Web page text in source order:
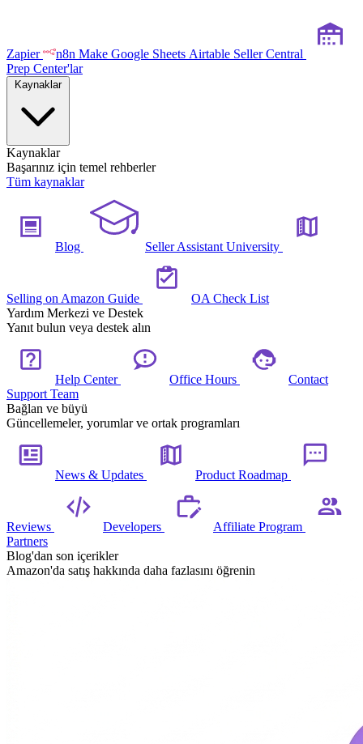
Zapier n8n Make Google Sheets Airtable Seller Central
Prep Center'lar
Kaynaklar
Kaynaklar
Başarınız için temel rehberler
Tüm kaynaklar
Blog Seller Assistant University
Selling on Amazon Guide
OA Check List
Yardım Merkezi ve Destek
Yanıt bulun veya destek alın
Help Center Office Hours
Contact
Support Team
Bağlan ve büyü
Güncellemeler, yorumlar ve ortak programları
News & Updates Product Roadmap
Reviews Developers
Affiliate Program
Partners
Blog'dan son içerikler
Amazon'da satış hakkında daha fazlasını öğrenin